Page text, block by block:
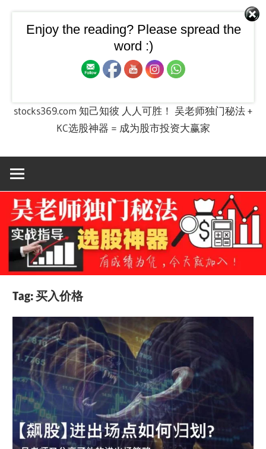
【飙股兵法】大马股票技
术图 + 股票投资实战课程
stocks369.com 知己知彼 人人可胜！ 吴老师独门秘法 +
KC选股神器 = 成为股市投资大赢家
Tag:买入价格
Enjoy the reading? Please spread the
word :)